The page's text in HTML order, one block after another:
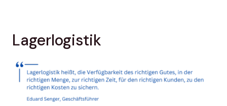
Lagerlogistik